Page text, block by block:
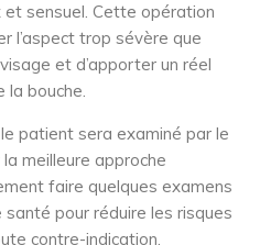
sensuel. Cette opération
l’aspect trop sévère que
et d’apporter un réel
la bouche.
patient sera examiné par le
meilleure approche
faire quelques examens
santé pour réduire les risques
contre-indication.